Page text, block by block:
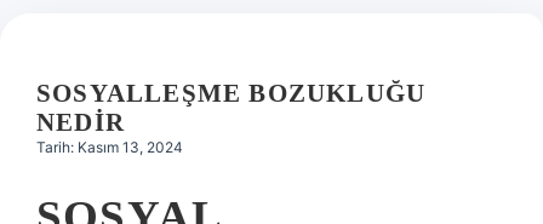
Hakkımızda
SOSYALLEŞME BOZUKLUĞU
NEDIR
Tarih: Kasım 13, 2024